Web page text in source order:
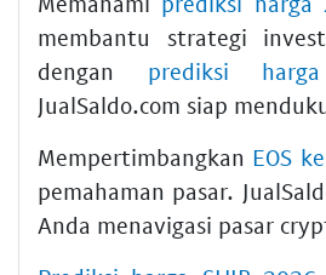
membantu strategi
dengan prediksi
JualSaldo.com siap
Mempertimbangkan EOS
pemahaman pasar.
Anda menavigasi pasar